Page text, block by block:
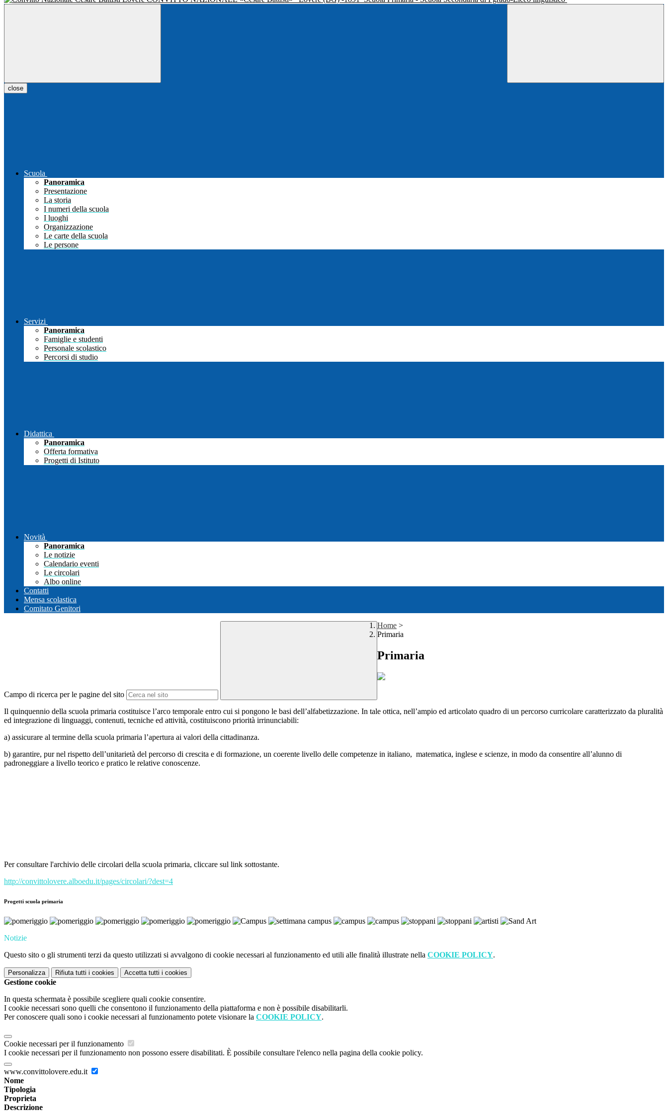
close
Scuola
Panoramica
Presentazione
La storia
I numeri della scuola
I luoghi
Organizzazione
Le carte della scuola
Le persone
Servizi
Panoramica
Famiglie e studenti
Personale scolastico
Percorsi di studio
Didattica
Panoramica
Offerta formativa
Progetti di Istituto
Novità
Panoramica
Le notizie
Calendario eventi
Le circolari
Albo online
Contatti
Mensa scolastica
Comitato Genitori
Campo di ricerca per le pagine del sito
Home >
Primaria
Primaria
Il quinquennio della scuola primaria costituisce l’arco temporale entro cui si pongono le basi dell’alfabetizzazione. In tale ottica, nell’ampio ed articolato quadro di un percorso curricolare caratterizzato da pluralità
ed integrazione di linguaggi, contenuti, tecniche ed attività, costituiscono priorità irrinunciabili:
a) assicurare al termine della scuola primaria l’apertura ai valori della cittadinanza.
b) garantire, pur nel rispetto dell’unitarietà del percorso di crescita e di formazione, un coerente livello delle competenze in italiano, matematica, inglese e scienze, in modo da consentire all’alunno di
padroneggiare a livello teorico e pratico le relative conoscenze.
Per consultare l'archivio delle circolari della scuola primaria, cliccare sul link sottostante.
http://convittolovere.alboedu.it/pages/circolari/?dest=4
Progetti scuola primaria
Notizie
Questo sito o gli strumenti terzi da questo utilizzati si avvalgono di cookie necessari al funzionamento ed utili alle finalità illustrate nella COOKIE POLICY.
Personalizza Rifiuta tutti i cookies Accetta tutti i cookies
Gestione cookie
In questa schermata è possibile scegliere quali cookie consentire.
I cookie necessari sono quelli che consentono il funzionamento della piattaforma e non è possibile disabilitarli.
Per conoscere quali sono i cookie necessari al funzionamento potete visionare la COOKIE POLICY.
Cookie necessari per il funzionamento
I cookie necessari per il funzionamento non possono essere disabilitati. È possibile consultare l'elenco nella pagina della cookie policy.
www.convittolovere.edu.it
Nome
Tipologia
Proprieta
Descrizione